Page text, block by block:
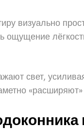
визуально
ощущение
свет,